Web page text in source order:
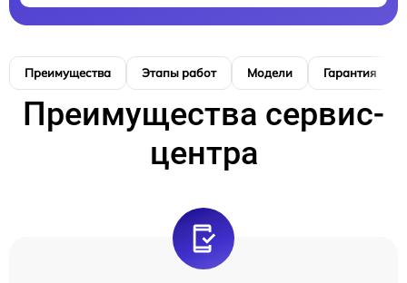
Преимущества Этапы работ Модели Гарантия
Преимущества сервис-
центра